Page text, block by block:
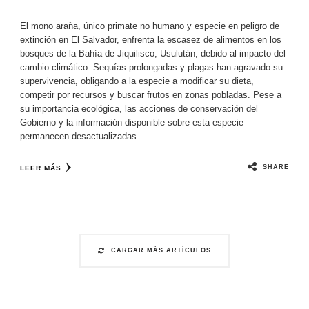
El mono araña, único primate no humano y especie en peligro de
extinción en El Salvador, enfrenta la escasez de alimentos en los
bosques de la Bahía de Jiquilisco, Usulután, debido al impacto del
cambio climático. Sequías prolongadas y plagas han agravado su
supervivencia, obligando a la especie a modificar su dieta,
competir por recursos y buscar frutos en zonas pobladas. Pese a
su importancia ecológica, las acciones de conservación del
Gobierno y la información disponible sobre esta especie
permanecen desactualizadas.
LEER MÁS SHARE
CARGAR MÁS ARTÍCULOS